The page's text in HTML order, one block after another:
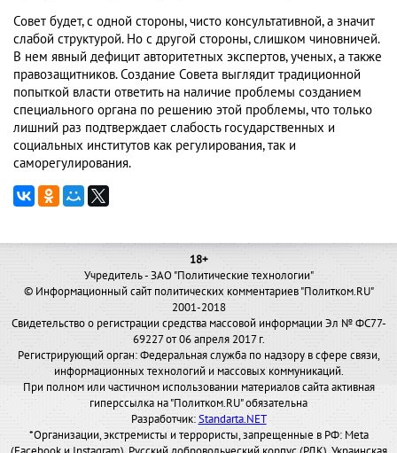
Совет будет, с одной стороны, чисто консультативной, а значит
слабой структурой. Но с другой стороны, слишком чиновничей.
В нем явный дефицит авторитетных экспертов, ученых, а также
правозащитников. Создание Совета выглядит традиционной
попыткой власти ответить на наличие проблемы созданием
специального органа по решению этой проблемы, что только
лишний раз подтверждает слабость государственных и
социальных институтов как регулирования, так и
саморегулирования.
18+
Учредитель - ЗАО "Политические технологии"
© Информационный сайт политических комментариев "Политком.RU"
2001-2018
Свидетельство о регистрации средства массовой информации Эл № ФС77-
69227 от 06 апреля 2017 г.
Регистрирующий орган: Федеральная служба по надзору в сфере связи,
информационных технологий и массовых коммуникаций.
При полном или частичном использовании материалов сайта активная
гиперссылка на "Политком.RU" обязательна
Разработчик:Standarta.NET
*Организации, экстремисты и террористы, запрещенные в РФ: Meta